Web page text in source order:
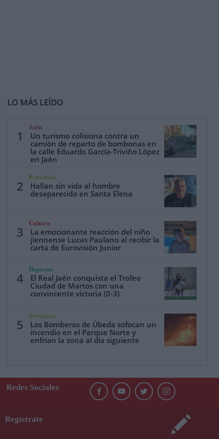
LO MÁS LEÍDO
1
Jaén
Un turismo colisiona contra un
camión de reparto de bombonas en
la calle Eduardo García-Triviño López
en Jaén
2
Provincia
Hallan sin vida al hombre
desaparecido en Santa Elena
3
Cultura
La emocionante reacción del niño
jiennense Lucas Paulano al recibir la
carta de Eurovisión Junior
4
Deportes
El Real Jaén conquista el Trofeo
Ciudad de Martos con una
convincente victoria (0-3)
5
Provincia
Los Bomberos de Úbeda sofocan un
incendio en el Parque Norte y
enfrían la zona al día siguiente
Redes Sociales
Regístrate